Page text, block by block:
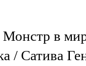
Монстр в
/ Сатива